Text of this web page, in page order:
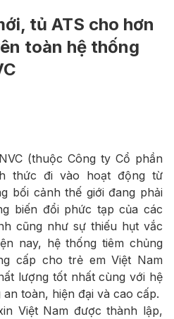
tủ ATS cho hơn
toàn hệ thống
(thuộc Công ty Cổ phần
thức đi vào hoạt động từ
bối cảnh thế giới đang phải
biến đổi phức tạp của các
cũng như sự thiếu hụt vắc
nay, hệ thống tiêm chủng
cấp cho trẻ em Việt Nam
lượng tốt nhất cùng với hệ
toàn, hiện đại và cao cấp.
Việt Nam được thành lập,